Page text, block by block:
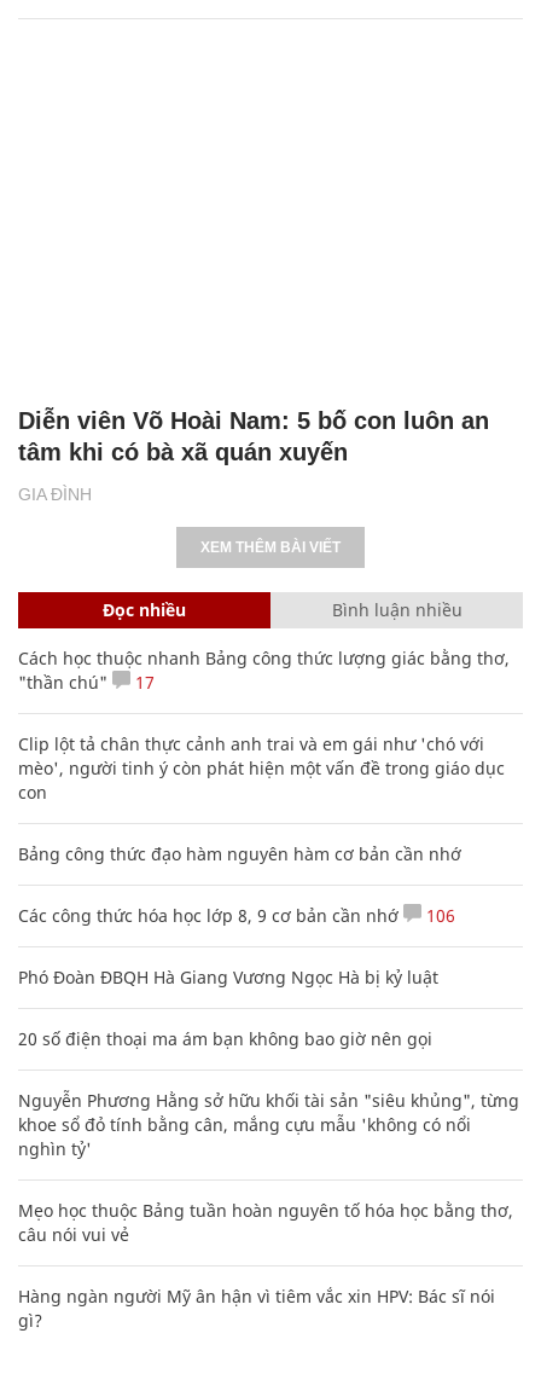
GIA ĐÌNH
Diễn viên Võ Hoài Nam: 5 bố con luôn an
tâm khi có bà xã quán xuyến
XEM THÊM BÀI VIẾT
Đọc nhiều Bình luận nhiều
Cách học thuộc nhanh Bảng công thức lượng giác bằng thơ,
"thần chú"
17
Clip lột tả chân thực cảnh anh trai và em gái như 'chó với
mèo', người tinh ý còn phát hiện một vấn đề trong giáo dục
con
Bảng công thức đạo hàm nguyên hàm cơ bản cần nhớ
Các công thức hóa học lớp 8, 9 cơ bản cần nhớ 106
Phó Đoàn ĐBQH Hà Giang Vương Ngọc Hà bị kỷ luật
20 số điện thoại ma ám bạn không bao giờ nên gọi
Nguyễn Phương Hằng sở hữu khối tài sản "siêu khủng", từng
khoe sổ đỏ tính bằng cân, mắng cựu mẫu 'không có nổi
nghìn tỷ'
Mẹo học thuộc Bảng tuần hoàn nguyên tố hóa học bằng thơ,
câu nói vui vẻ
Hàng ngàn người Mỹ ân hận vì tiêm vắc xin HPV: Bác sĩ nói
gì?